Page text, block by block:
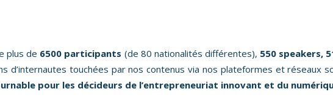
plus de 6500 participants (de 80 nationalités différentes), 550 speakers,
d’internautes touchées par nos contenus via nos plateformes et réseaux
pour les décideurs de l’entrepreneuriat innovant et du